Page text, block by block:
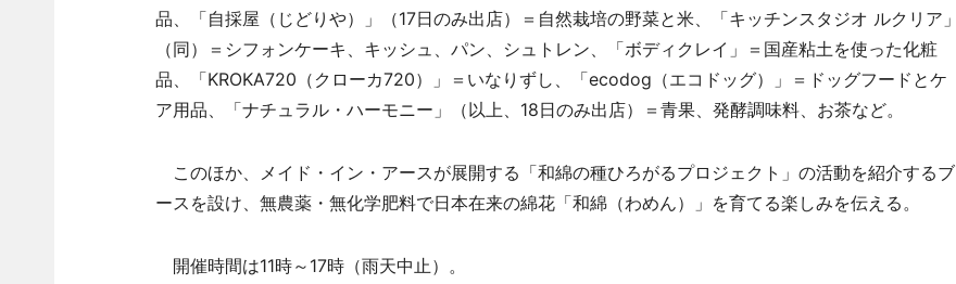
品、「自採屋（じどりや）」（17日のみ出店）＝自然栽培の野菜と米、「キッチンスタジオ ルクリア」
（同）＝シフォンケーキ、キッシュ、パン、シュトレン、「ボディクレイ」＝国産粘土を使った化粧
品、「KROKA720（クローカ720）」＝いなりずし、「ecodog（エコドッグ）」＝ドッグフードとケ
ア用品、「ナチュラル・ハーモニー」（以上、18日のみ出店）＝青果、発酵調味料、お茶など。
このほか、メイド・イン・アースが展開する「和綿の種ひろがるプロジェクト」の活動を紹介するブ
ースを設け、無農薬・無化学肥料で日本在来の綿花「和綿（わめん）」を育てる楽しみを伝える。
開催時間は11時～17時（雨天中止）。